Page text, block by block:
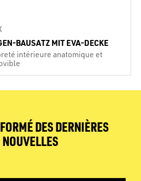
BAUSATZ MIT EVA-DECKE
intérieure anatomique et
DES DERNIÈRES
NOUVELLES